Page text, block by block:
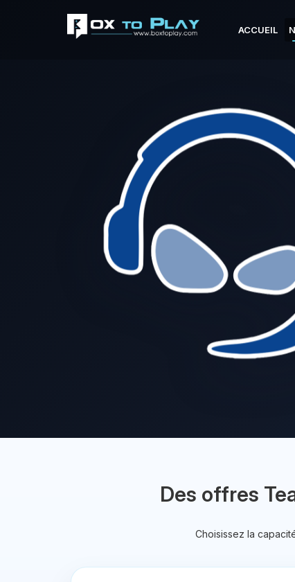
ACCUEIL
Des offres
Choisissez la